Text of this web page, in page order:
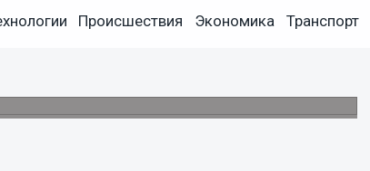
Происшествия Экономика Транспорт
в храме